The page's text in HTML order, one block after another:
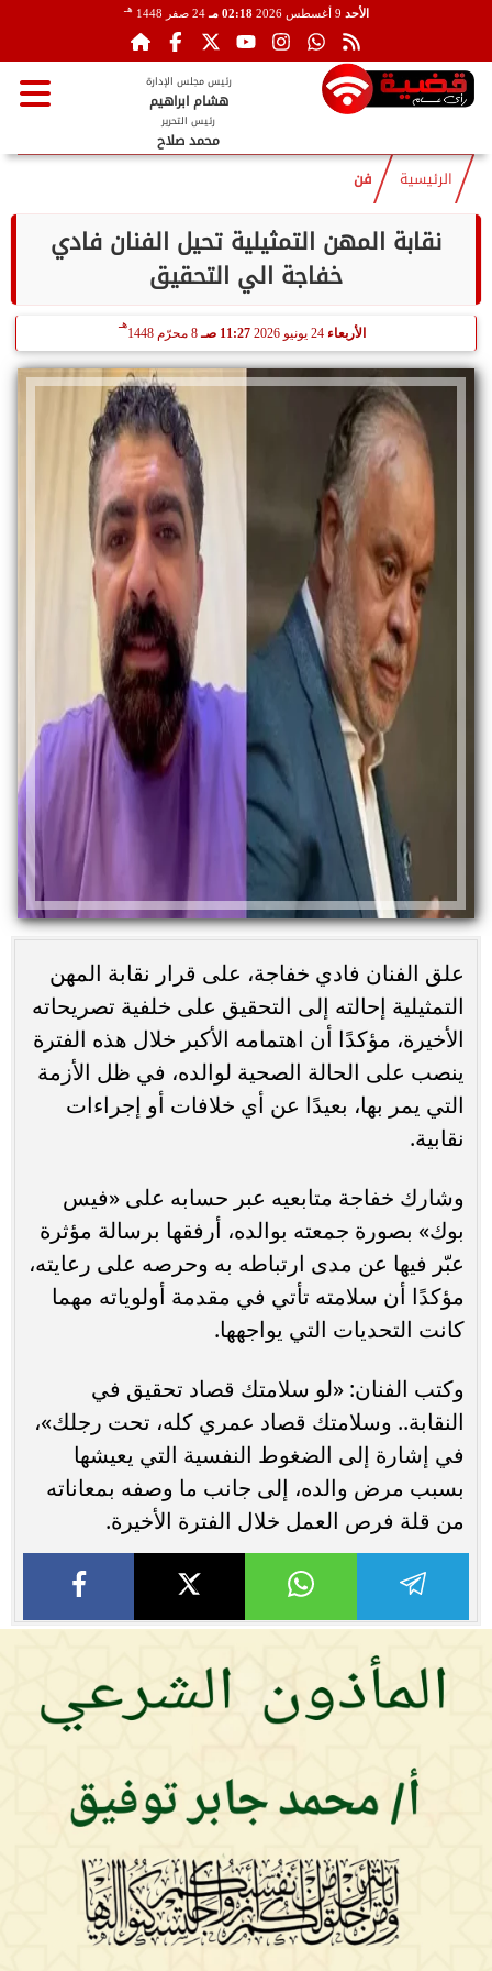
الأحد 02:18 مـ 24 صفر 1448 هـ
رئيس مجلس الإدارة
هشام ابراهيم
رئيس التحرير
محمد صلاح
الرئيسية فن
نقابة المهن التمثيلية تحيل الفنان فادي
خفاجة الي التحقيق
الأربعاء 24 يونيو 2026 11:27 صـ 8 محرّم 1448
هـ
علق الفنان فادي خفاجة، على قرار نقابة المهن
التمثيلية إحالته إلى التحقيق على خلفية تصريحاته
الأخيرة، مؤكدًا أن اهتمامه الأكبر خلال هذه الفترة
ينصب على الحالة الصحية لوالده، في ظل الأزمة
التي يمر بها، بعيدًا عن أي خلافات أو إجراءات
نقابية.
وشارك خفاجة متابعيه عبر حسابه على «فيس
بوك» بصورة جمعته بوالده، أرفقها برسالة مؤثرة
عبّر فيها عن مدى ارتباطه به وحرصه على رعايته،
مؤكدًا أن سلامته تأتي في مقدمة أولوياته مهما
كانت التحديات التي يواجهها.
وكتب الفنان: «لو سلامتك قصاد تحقيق في
النقابة.. وسلامتك قصاد عمري كله، تحت رجلك»،
في إشارة إلى الضغوط النفسية التي يعيشها
بسبب مرض والده، إلى جانب ما وصفه بمعاناته
من قلة فرص العمل خلال الفترة الأخيرة.